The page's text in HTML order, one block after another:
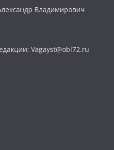
Владимирович
Vagayst@obl72.ru